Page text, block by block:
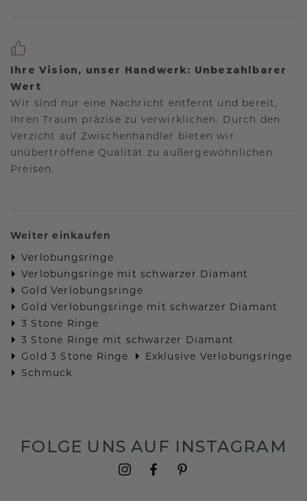
Ihre Vision, unser Handwerk: Unbezahlbarer
Wert
Wir sind nur eine Nachricht entfernt und bereit,
Ihren Traum präzise zu verwirklichen. Durch den
Verzicht auf Zwischenhändler bieten wir
unübertroffene Qualität zu außergewöhnlichen
Preisen.
Weiter einkaufen
Verlobungsringe
Verlobungsringe mit schwarzer Diamant
Gold Verlobungsringe
Gold Verlobungsringe mit schwarzer Diamant
3 Stone Ringe
3 Stone Ringe mit schwarzer Diamant
Gold 3 Stone Ringe
Exklusive Verlobungsringe
Schmuck
FOLGE UNS AUF INSTAGRAM